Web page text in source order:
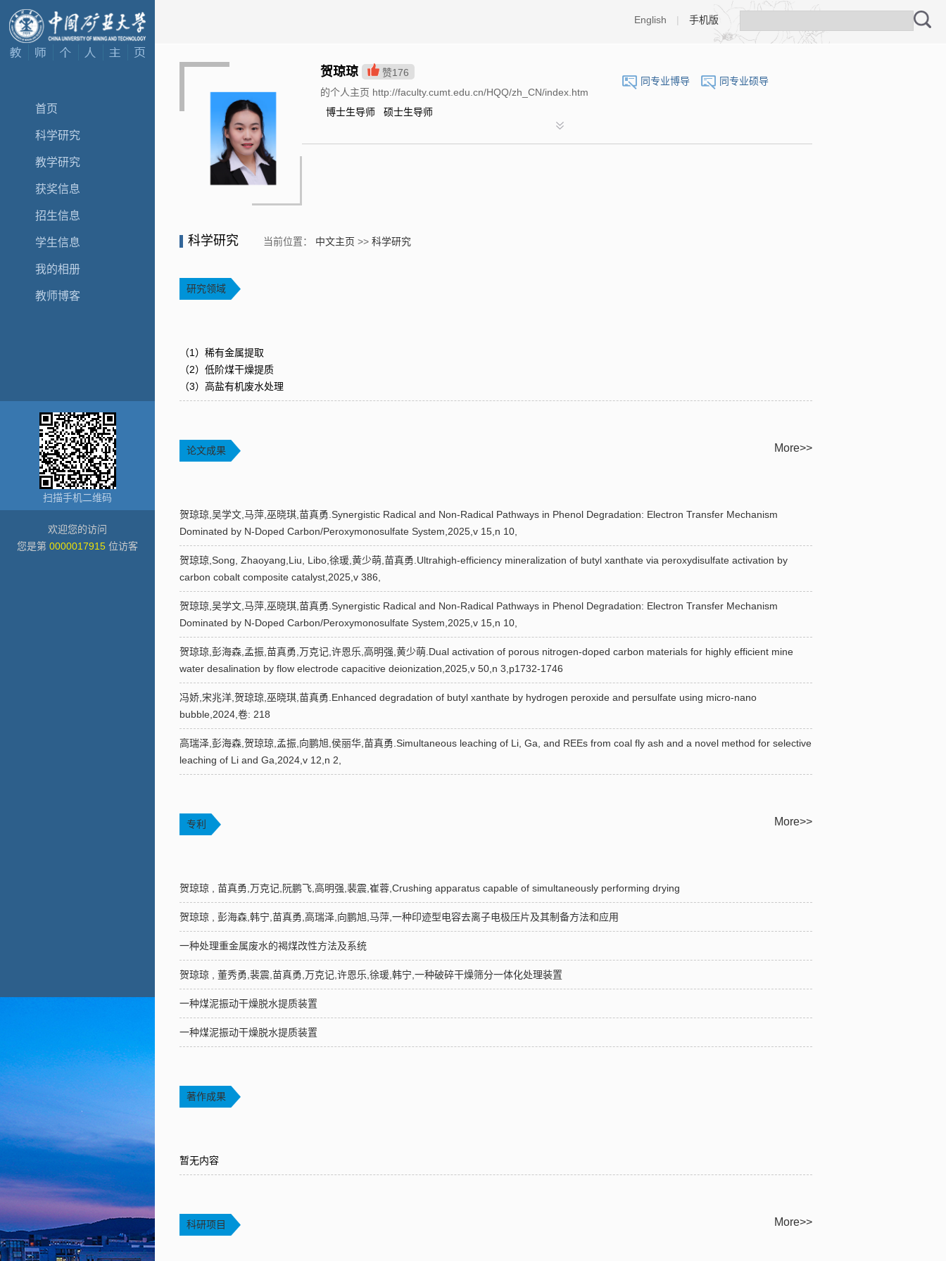
首页
科学研究
教学研究
获奖信息
招生信息
学生信息
我的相册
教师博客
扫描手机二维码
欢迎您的访问
您是第 0000017915 位访客
English | 手机版
同专业博导 同专业硕导
贺琼琼 赞176
的个人主页 http://faculty.cumt.edu.cn/HQQ/zh_CN/index.htm
博士生导师 硕士生导师
科学研究 当前位置： 中文主页 >> 科学研究
研究领域
（1）稀有金属提取
（2）低阶煤干燥提质
（3）高盐有机废水处理
论文成果 More>>
贺琼琼,吴学文,马萍,巫晓琪,苗真勇.Synergistic Radical and Non-Radical Pathways in Phenol Degradation: Electron Transfer Mechanism
Dominated by N-Doped Carbon/Peroxymonosulfate System,2025,v 15,n 10,
贺琼琼,Song, Zhaoyang,Liu, Libo,徐瑗,黄少萌,苗真勇.Ultrahigh-efficiency mineralization of butyl xanthate via peroxydisulfate activation by
carbon cobalt composite catalyst,2025,v 386,
贺琼琼,吴学文,马萍,巫晓琪,苗真勇.Synergistic Radical and Non-Radical Pathways in Phenol Degradation: Electron Transfer Mechanism
Dominated by N-Doped Carbon/Peroxymonosulfate System,2025,v 15,n 10,
贺琼琼,彭海森,孟振,苗真勇,万克记,许恩乐,高明强,黄少萌.Dual activation of porous nitrogen-doped carbon materials for highly efficient mine
water desalination by flow electrode capacitive deionization,2025,v 50,n 3,p1732-1746
冯娇,宋兆洋,贺琼琼,巫晓琪,苗真勇.Enhanced degradation of butyl xanthate by hydrogen peroxide and persulfate using micro-nano
bubble,2024,卷: 218
高瑞泽,彭海森,贺琼琼,孟振,向鹏旭,侯丽华,苗真勇.Simultaneous leaching of Li, Ga, and REEs from coal fly ash and a novel method for selective
leaching of Li and Ga,2024,v 12,n 2,
专利 More>>
贺琼琼 , 苗真勇,万克记,阮鹏飞,高明强,裴震,崔蓉,Crushing apparatus capable of simultaneously performing drying
贺琼琼 , 彭海森,韩宁,苗真勇,高瑞泽,向鹏旭,马萍,一种印迹型电容去离子电极压片及其制备方法和应用
一种处理重金属废水的褐煤改性方法及系统
贺琼琼 , 董秀勇,裴震,苗真勇,万克记,许恩乐,徐瑗,韩宁,一种破碎干燥筛分一体化处理装置
一种煤泥振动干燥脱水提质装置
一种煤泥振动干燥脱水提质装置
著作成果
暂无内容
科研项目 More>>